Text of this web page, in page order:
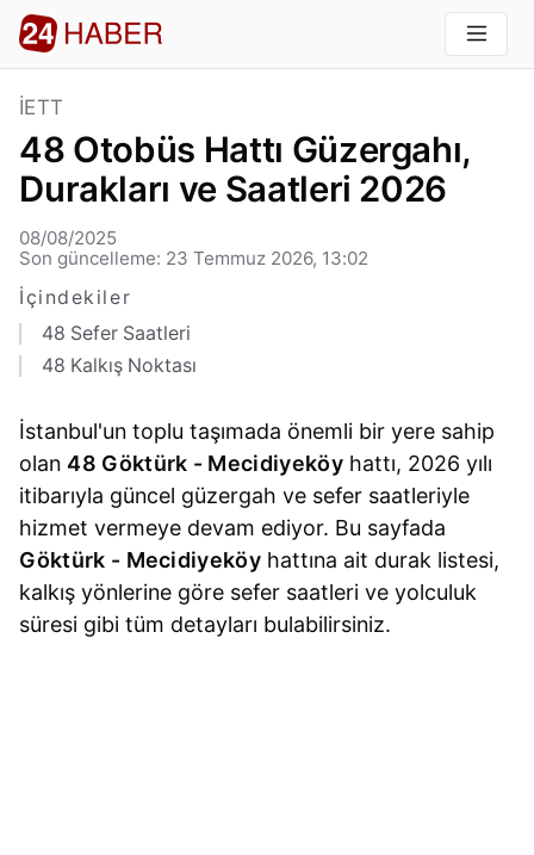
İETT
48 Otobüs Hattı Güzergahı,
Durakları ve Saatleri 2026
08/08/2025
Son güncelleme: 23 Temmuz 2026, 13:02
İçindekiler
48 Sefer Saatleri
48 Kalkış Noktası
İstanbul'un toplu taşımada önemli bir yere sahip
olan 48 Göktürk - Mecidiyeköy hattı, 2026 yılı
itibarıyla güncel güzergah ve sefer saatleriyle
hizmet vermeye devam ediyor. Bu sayfada
Göktürk - Mecidiyeköy hattına ait durak listesi,
kalkış yönlerine göre sefer saatleri ve yolculuk
süresi gibi tüm detayları bulabilirsiniz.